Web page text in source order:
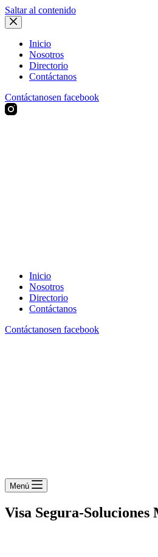
Saltar al contenido
Inicio
Nosotros
Directorio
Contáctanos
Contáctanosen facebook
Inicio
Nosotros
Directorio
Contáctanos
Contáctanosen facebook
Menú
Visa Segura-